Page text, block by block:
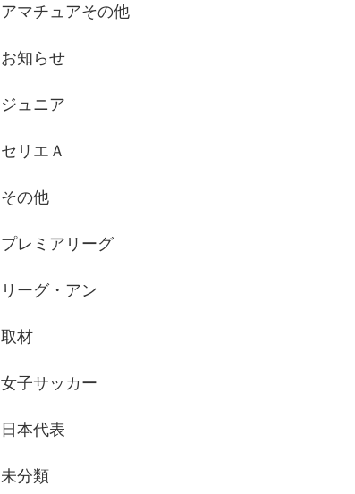
アマチュアその他
お知らせ
ジュニア
セリエＡ
その他
プレミアリーグ
リーグ・アン
取材
女子サッカー
日本代表
未分類